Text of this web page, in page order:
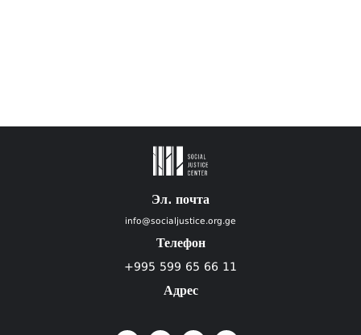
Эл. почта
info@socialjustice.org.ge
Телефон
+995 599 65 66 11
Адрес